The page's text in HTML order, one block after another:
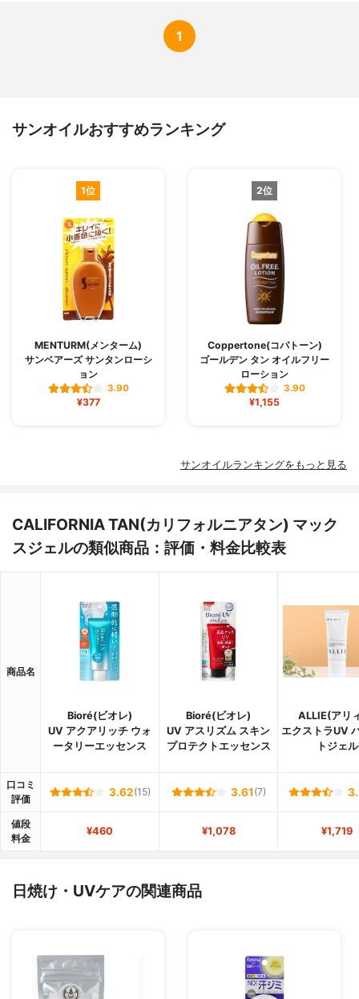
1
サンオイルおすすめランキング
1位
MENTURM(メンターム)
サンベアーズ サンタンローシ
ョン
3.90
¥377
2位
Coppertone(コパトーン)
ゴールデン タン オイルフリー
ローション
3.90
¥1,155
サンオイルランキングをもっと見る
CALIFORNIA TAN(カリフォルニアタン) マック
スジェルの類似商品：評価・料金比較表
商品名
Bioré(ビオレ)
UV アクアリッチ ウォ
ータリーエッセンス
Bioré(ビオレ)
UV アスリズム スキン
プロテクトエッセンス
ALLIE(アリ
エクストラUV
トジェル
口コミ
評価
3.62(15) 3.61 (7)
値段
料金
¥460 ¥1,078 ¥1,719
日焼け・UVケアの関連商品